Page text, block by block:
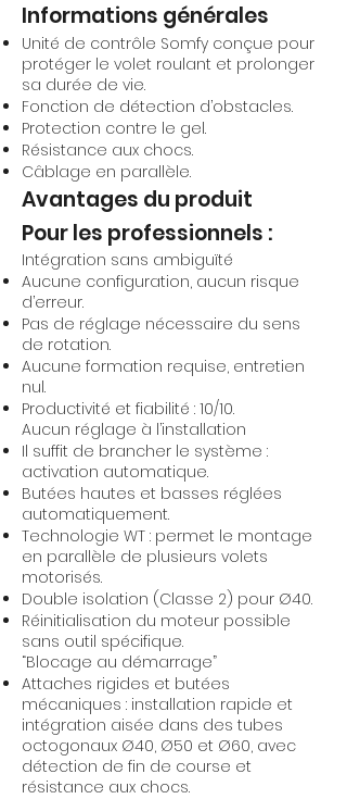
Informations générales
Unité de contrôle Somfy conçue pour
protéger le volet roulant et prolonger
sa durée de vie.
Fonction de détection d’obstacles.
Protection contre le gel.
Résistance aux chocs.
Câblage en parallèle.
Avantages du produit
Pour les professionnels :
Intégration sans ambiguïté
Aucune configuration, aucun risque
d’erreur.
Pas de réglage nécessaire du sens
de rotation.
Aucune formation requise, entretien
nul.
Productivité et fiabilité : 10/10.
Aucun réglage à l’installation
Il suffit de brancher le système :
activation automatique.
Butées hautes et basses réglées
automatiquement.
Technologie WT : permet le montage
en parallèle de plusieurs volets
motorisés.
Double isolation (Classe 2) pour Ø40.
Réinitialisation du moteur possible
sans outil spécifique.
“Blocage au démarrage”
Attaches rigides et butées
mécaniques : installation rapide et
intégration aisée dans des tubes
octogonaux Ø40, Ø50 et Ø60, avec
détection de fin de course et
résistance aux chocs.